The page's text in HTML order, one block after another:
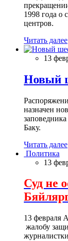
1998 года о
центров.
Читать далее
13
Новый
назначен
Баку.
Читать далее
Политика
13
Суд не
13 февраля
жалобу